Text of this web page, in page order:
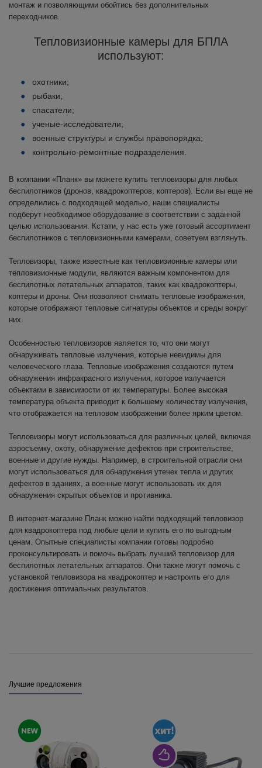
монтаж и позволяющими обойтись без дополнительных
переходников.
Тепловизионные камеры для БПЛА
используют:
охотники;
рыбаки;
спасатели;
ученые-исследователи;
военные структуры и службы правопорядка;
контрольно-ремонтные подразделения.
В компании «Планк» вы можете купить тепловизоры для любых
беспилотников (дронов, квадрокоптеров, коптеров). Если вы еще не
определились с подходящей моделью, наши специалисты
подберут необходимое оборудование в соответствии с заданной
целью использования. Кстати, у нас есть уже готовый ассортимент
беспилотников с тепловизионными камерами, советуем взглянуть.
Тепловизоры, также известные как тепловизионные камеры или
тепловизионные модули, являются важным компонентом для
беспилотных летательных аппаратов, таких как квадрокоптеры,
коптеры и дроны. Они позволяют снимать тепловые изображения,
которые отображают тепловые сигнатуры объектов и среды вокруг
них.
Особенностью тепловизоров является то, что они могут
обнаруживать тепловые излучения, которые невидимы для
человеческого глаза. Тепловые изображения создаются путем
обнаружения инфракрасного излучения, которое излучается
объектами в зависимости от их температуры. Более высокая
температура объекта приводит к большему количеству излучения,
что отображается на тепловом изображении более ярким цветом.
Тепловизоры могут использоваться для различных целей, включая
аэросъемку, охоту, обнаружение дефектов при строительстве,
военные и другие нужды. Например, в строительной отрасли они
могут использоваться для обнаружения утечек тепла и других
дефектов в зданиях, а военные могут использовать их для
обнаружения скрытых объектов и противника.
В интернет-магазине Планк можно найти подходящий тепловизор
для квадрокоптера под любые цели и купить его по выгодным
ценам. Опытные специалисты компании готовы подробно
проконсультировать и помочь выбрать лучший тепловизор для
беспилотных летательных аппаратов. Они также могут помочь с
установкой тепловизора на квадрокоптер и настроить его для
достижения оптимальных результатов.
Лучшие предложения